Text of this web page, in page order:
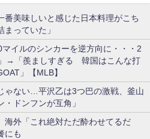
番美味しいと感じた日本料理がこち
っていた」
イルのシンカーを逆方向に・・・2
→「羨ましすぎる 韓国はこんな打
」【MLB】
ゃない…平沢乙は3つ巴の激戦、釜山
ドンフンが互角」
海外「これ絶対ただ酔わせてるだ
にも